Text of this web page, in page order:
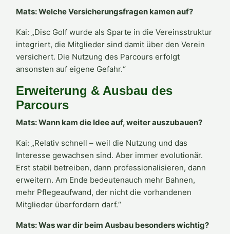
Mats: Welche Versicherungsfragen kamen auf?
Kai: „Disc Golf wurde als Sparte in die Vereinsstruktur
integriert, die Mitglieder sind damit über den Verein
versichert. Die Nutzung des Parcours erfolgt
ansonsten auf eigene Gefahr.“
Erweiterung & Ausbau des
Parcours
Mats: Wann kam die Idee auf, weiter auszubauen?
Kai: „Relativ schnell – weil die Nutzung und das
Interesse gewachsen sind. Aber immer evolutionär.
Erst stabil betreiben, dann professionalisieren, dann
erweitern. Am Ende bedeutenauch mehr Bahnen,
mehr Pflegeaufwand, der nicht die vorhandenen
Mitglieder überfordern darf.“
Mats: Was war dir beim Ausbau besonders wichtig?